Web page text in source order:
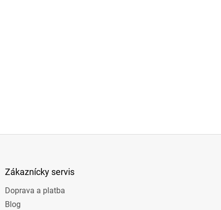
Zákaznícky servis
Doprava a platba
Blog